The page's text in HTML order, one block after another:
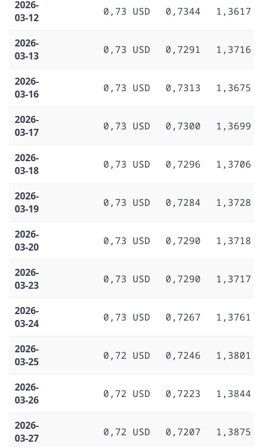
2026-
03-12
0,73 USD 0,7344 1,3617
2026-
03-13
0,73 USD 0,7291 1,3716
2026-
03-16
0,73 USD 0,7313 1,3675
2026-
03-17
0,73 USD 0,7300 1,3699
2026-
03-18
0,73 USD 0,7296 1,3706
2026-
03-19
0,73 USD 0,7284 1,3728
2026-
03-20
0,73 USD 0,7290 1,3718
2026-
03-23
0,73 USD 0,7290 1,3717
2026-
03-24
0,73 USD 0,7267 1,3761
2026-
03-25
0,72 USD 0,7246 1,3801
2026-
03-26
0,72 USD 0,7223 1,3844
2026-
03-27
0,72 USD 0,7207 1,3875